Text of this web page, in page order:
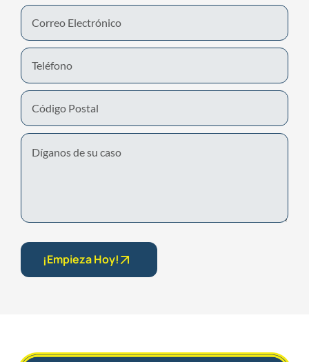
Email
Phone
Number
Untitled
¡Empieza Hoy!